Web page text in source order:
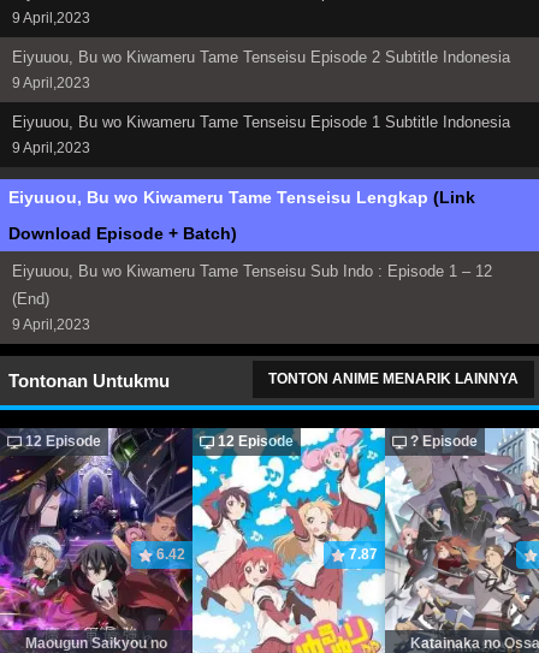
9 April,2023
Eiyuuou, Bu wo Kiwameru Tame Tenseisu Episode 2 Subtitle Indonesia
9 April,2023
Eiyuuou, Bu wo Kiwameru Tame Tenseisu Episode 1 Subtitle Indonesia
9 April,2023
Eiyuuou, Bu wo Kiwameru Tame Tenseisu Lengkap (Link
Download Episode + Batch)
Eiyuuou, Bu wo Kiwameru Tame Tenseisu Sub Indo : Episode 1 – 12
(End)
9 April,2023
Tontonan Untukmu TONTON ANIME MENARIK LAINNYA
12 Episode
6.42
Maougun Saikyou no
12 Episode
7.87
? Episode
Katainaka no